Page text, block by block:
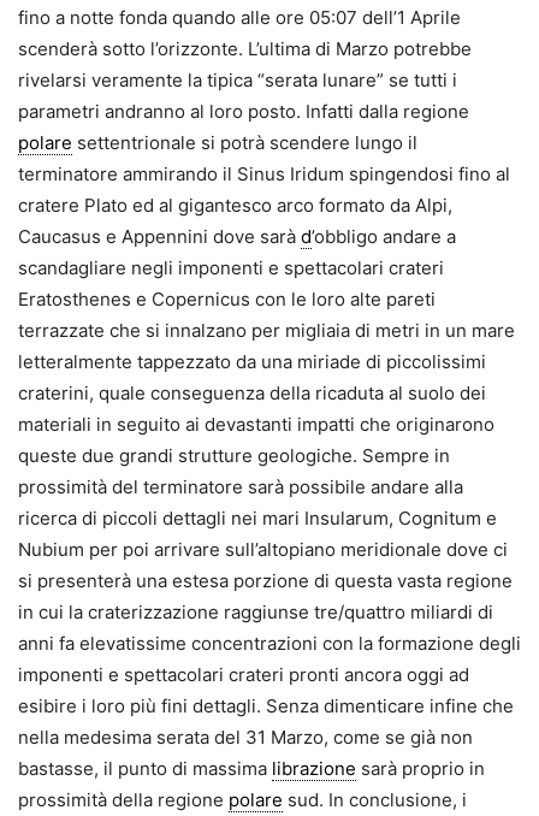
fino a notte fonda quando alle ore 05:07 dell’1 Aprile
scenderà sotto l’orizzonte. L’ultima di Marzo potrebbe
rivelarsi veramente la tipica “serata lunare” se tutti i
parametri andranno al loro posto. Infatti dalla regione
polare settentrionale si potrà scendere lungo il
terminatore ammirando il Sinus Iridum spingendosi fino al
cratere Plato ed al gigantesco arco formato da Alpi,
Caucasus e Appennini dove sarà d’obbligo andare a
scandagliare negli imponenti e spettacolari crateri
Eratosthenes e Copernicus con le loro alte pareti
terrazzate che si innalzano per migliaia di metri in un mare
letteralmente tappezzato da una miriade di piccolissimi
craterini, quale conseguenza della ricaduta al suolo dei
materiali in seguito ai devastanti impatti che originarono
queste due grandi strutture geologiche. Sempre in
prossimità del terminatore sarà possibile andare alla
ricerca di piccoli dettagli nei mari Insularum, Cognitum e
Nubium per poi arrivare sull’altopiano meridionale dove ci
si presenterà una estesa porzione di questa vasta regione
in cui la craterizzazione raggiunse tre/quattro miliardi di
anni fa elevatissime concentrazioni con la formazione degli
imponenti e spettacolari crateri pronti ancora oggi ad
esibire i loro più fini dettagli. Senza dimenticare infine che
nella medesima serata del 31 Marzo, come se già non
bastasse, il punto di massima librazione sarà proprio in
prossimità della regione polare sud. In conclusione, i